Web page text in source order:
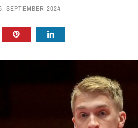
SEPTEMBER 2024